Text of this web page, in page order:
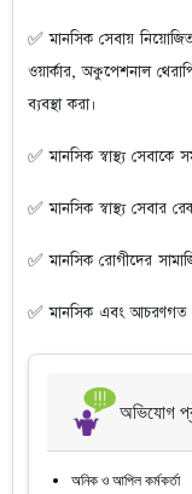
✅ মানসিক সেবায়
ওয়ার্কার, অকুপেশনাল
ব্যবস্থা করা।
✅ মানসিক স্বাস্থ্য সেবাকে
✅ মানসিক স্বাস্থ্য সেবার
✅ মানসিক রোগীদের
✅ মানসিক এবং আচরণগত
অভিযোগ
অনিক ও আপিল কর্মকর্তা